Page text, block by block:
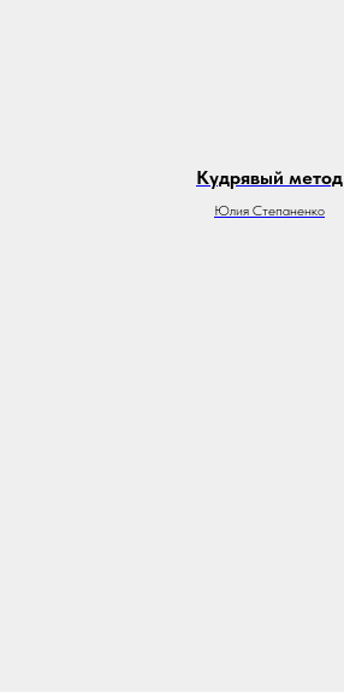
Кудрявый метод
Юлия Степаненко